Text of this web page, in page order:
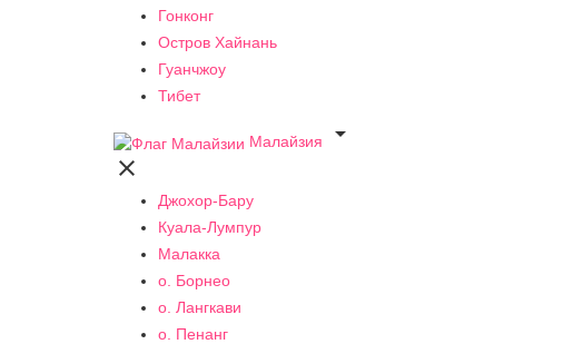
Гонконг
Остров Хайнань
Гуанчжоу
Тибет
Малайзия


Джохор-Бару
Куала-Лумпур
Малакка
о. Борнео
о. Лангкави
о. Пенанг